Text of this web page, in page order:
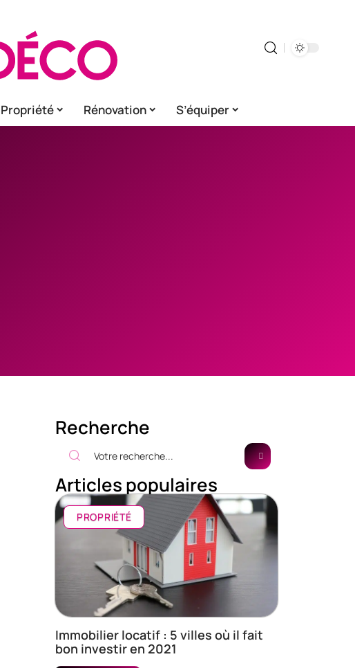
Propriété Rénovation S’équiper
Recherche
Articles populaires
PROPRIÉTÉ
Immobilier locatif : 5 villes où il fait
bon investir en 2021